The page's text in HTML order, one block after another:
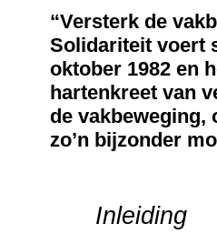
“Versterk de
Solidariteit voert
oktober 1982 en
hartenkreet van
de vakbeweging,
zo’n bijzonder
Inleiding